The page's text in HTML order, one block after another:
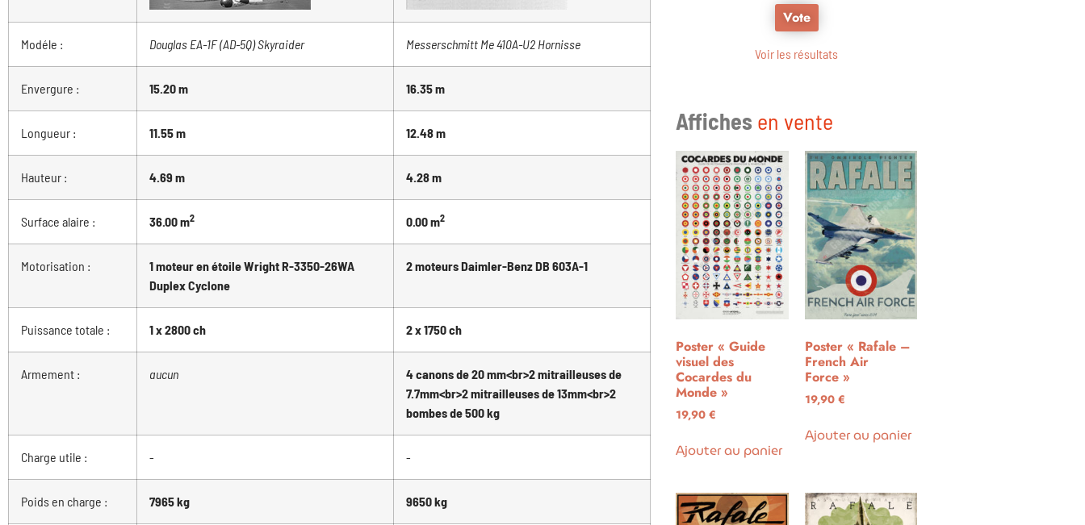
Modéle : Douglas EA-1F (AD-5Q) Skyraider Messerschmitt Me 410A-U2 Hornisse
Envergure : 15.20 m 16.35 m
Longueur : 11.55 m 12.48 m
Hauteur : 4.69 m 4.28 m
Surface alaire : 36.00 m2 0.00 m2
Motorisation :
1 moteur en étoile Wright R-3350-26WA
Duplex Cyclone
2 moteurs Daimler-Benz DB 603A-1
Puissance totale : 1 x 2800 ch 2 x 1750 ch
Armement : aucun
4 canons de 20 mm<br>2 mitrailleuses de
7.7mm<br>2 mitrailleuses de 13mm<br>2
bombes de 500 kg
Charge utile : - -
Poids en charge : 7965 kg 9650 kg
Voir les résultats
Affiches en vente
Poster « Guide
visuel des
Cocardes du
Monde »
19,90 €
Ajouter au panier
Poster « Rafale –
French Air
Force »
19,90 €
Ajouter au panier